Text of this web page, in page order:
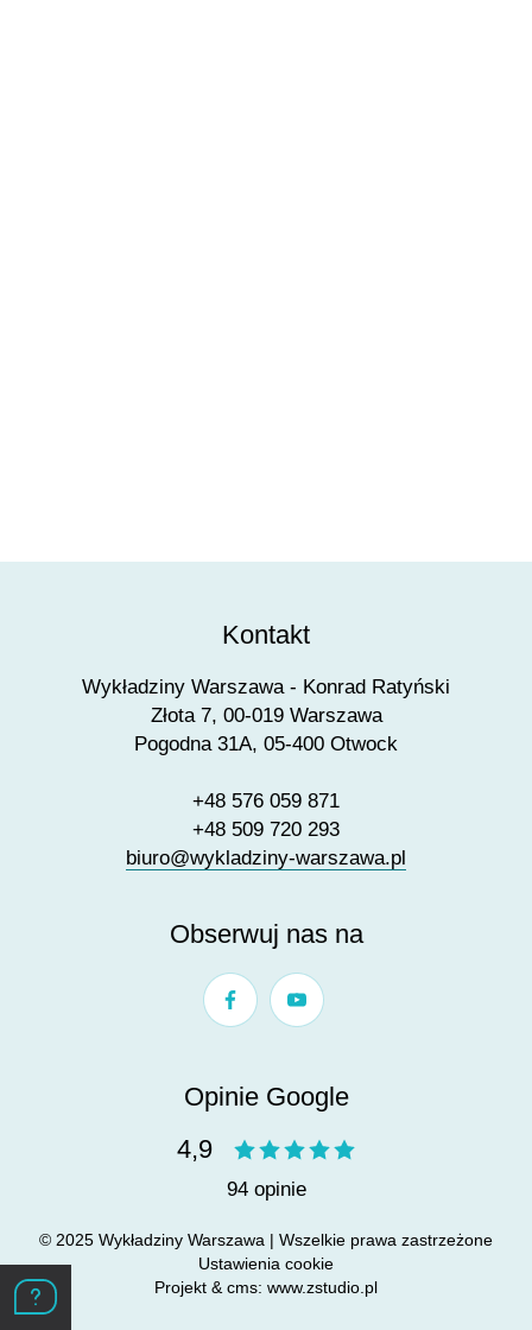
Kontakt
Wykładziny Warszawa - Konrad Ratyński
Złota 7, 00-019 Warszawa
Pogodna 31A, 05-400 Otwock
+48 576 059 871
+48 509 720 293
biuro@wykladziny-warszawa.pl
Obserwuj nas na
Opinie Google
4,9
94 opinie
© 2025 Wykładziny Warszawa | Wszelkie prawa zastrzeżone
Ustawienia cookie
Projekt & cms: www.zstudio.pl